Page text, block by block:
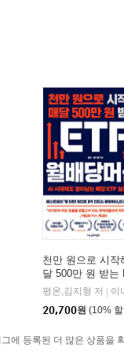
천만 원으로 시작
달 500만 원 받는
월배당머신
평온,김지형 저
이나
20,700원 (10%
에 등록된 더 많은 상품을